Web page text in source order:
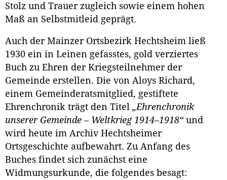
Stolz und Trauer zugleich sowie einem hohen
Maß an Selbstmitleid geprägt.
Auch der Mainzer Ortsbezirk Hechtsheim ließ
1930 ein in Leinen gefasstes, gold verziertes
Buch zu Ehren der Kriegsteilnehmer der
Gemeinde erstellen. Die von Aloys Richard,
einem Gemeinderatsmitglied, gestiftete
Ehrenchronik trägt den Titel „Ehrenchronik
unserer Gemeinde – Weltkrieg 1914–1918“ und
wird heute im Archiv Hechtsheimer
Ortsgeschichte aufbewahrt. Zu Anfang des
Buches findet sich zunächst eine
Widmungsurkunde, die folgendes besagt: